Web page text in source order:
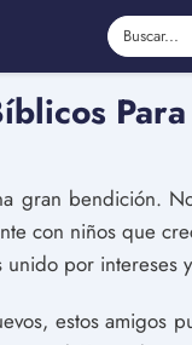
gran bendición.
con niños que
por intereses
estos amigos